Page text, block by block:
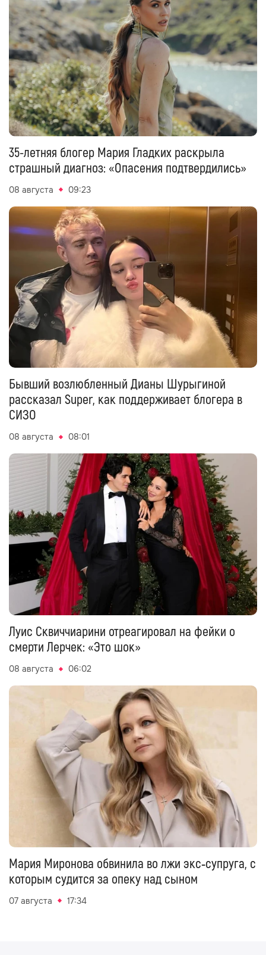
35-летняя блогер Мария Гладких раскрыла
страшный диагноз: «Опасения подтвердились»
08 августа 09:23
Бывший возлюбленный Дианы Шурыгиной
рассказал Super, как поддерживает блогера в
СИЗО
08 августа 08:01
Луис Сквиччиарини отреагировал на фейки о
смерти Лерчек: «Это шок»
08 августа 06:02
Мария Миронова обвинила во лжи экс‑супруга, с
которым судится за опеку над сыном
07 августа 17:34